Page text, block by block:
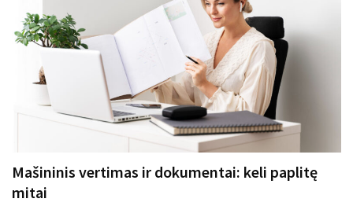
Mašininis vertimas ir dokumentai: keli paplitę
mitai